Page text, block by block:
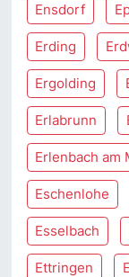
Ensdorf
Erding
Ergolding
Erlabrunn
Erlenbach am
Eschenlohe
Esselbach
Ettringen